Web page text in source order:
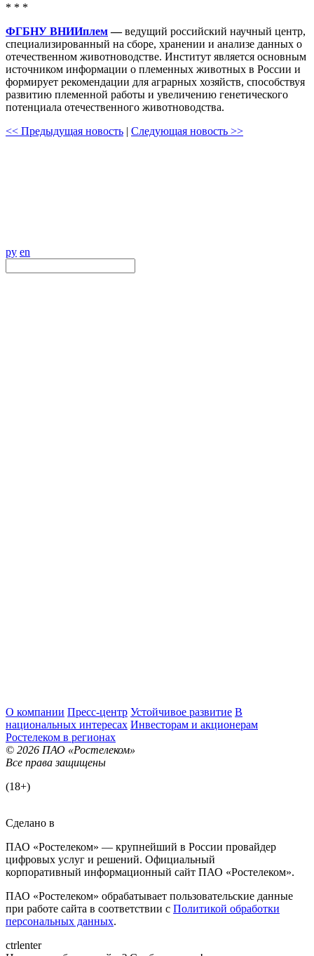
* * *
ФГБНУ ВНИИплем—ведущий российский научный центр,
специализированный на сборе, хранении и анализе данных о
отечественном животноводстве. Институт является основным
источником информации о племенных животных в России и
формирует рекомендации для аграрных хозяйств, способствуя
развитию племенной работы и увеличению генетического
потенциала отечественного животноводства.
<< Предыдущая новость | Следующая новость >>
ру en
О компании Пресс-центр Устойчивое развитие В
национальных интересах Инвесторам и акционерам
Ростелеком в регионах
© 2026 ПАО «Ростелеком»
Все права защищены
(18+)
Сделано в
ПАО «Ростелеком» — крупнейший в России провайдер
цифровых услуг и решений. Официальный
корпоративный информационный сайт ПАО «Ростелеком».
ПАО «Ростелеком» обрабатывает пользовательские данные
при работе сайта в соответствии с Политикой обработки
персональных данных.
ctrlenter